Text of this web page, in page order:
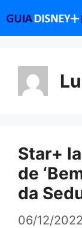
conteúdo
Star+
de
da
06/12/2022